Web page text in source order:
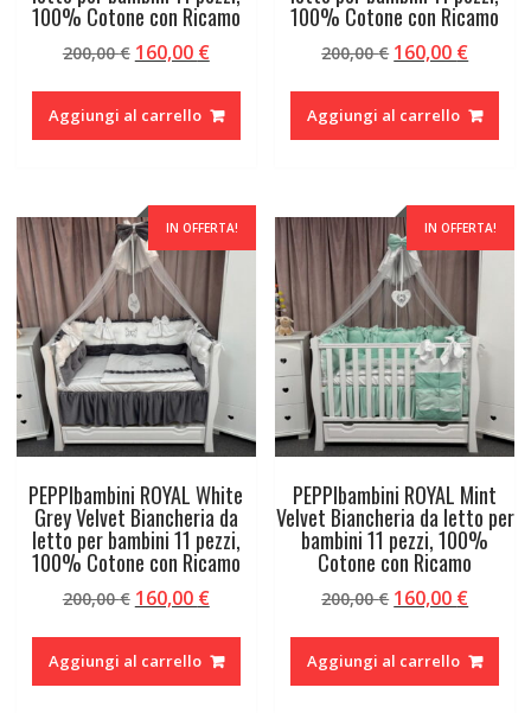
100% Cotone con Ricamo
200,00€ Il
originale
era:
160,00 €Il
attuale
è:
Aggiungi al carrello
100% Cotone con Ricamo
200,00€ Il
originale
era:
160,00 €Il
è:
Aggiungi al carrello
IN OFFERTA!
PEPPIbambini ROYAL White
Grey Velvet Biancheria da
letto per bambini 11 pezzi,
100% Cotone con Ricamo
200,00€ Il
originale
era:
160,00 €Il
attuale
è:
Aggiungi al carrello
IN OFFERTA!
PEPPIbambini ROYAL Mint
Velvet Biancheria da letto per
bambini 11 pezzi, 100%
Cotone con Ricamo
200,00€ Il
originale
era:
160,00 €Il
è:
Aggiungi al carrello